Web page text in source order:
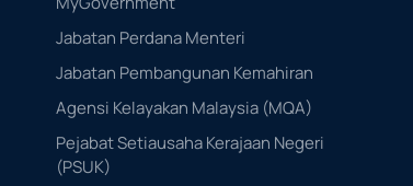
Jabatan Perdana Menteri
Jabatan Pembangunan Kemahiran
Agensi Kelayakan Malaysia (MQA)
Pejabat Setiausaha Kerajaan Negeri
(PSUK)